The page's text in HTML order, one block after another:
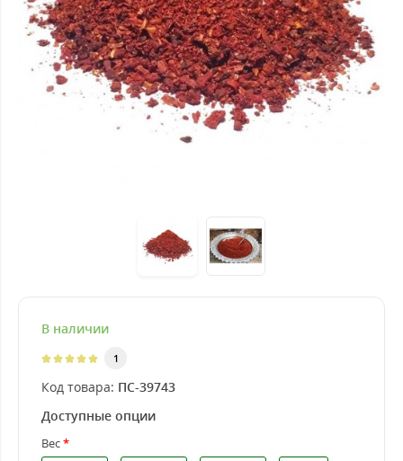
В наличии
1
Код товара: ПС-39743
Доступные опции
Вес